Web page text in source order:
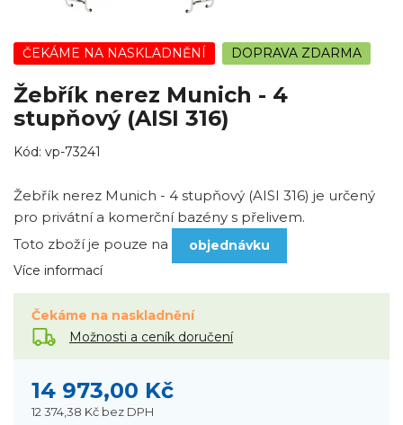
ČEKÁME NA NASKLADNĚNÍ DOPRAVA ZDARMA
Žebřík nerez Munich - 4
stupňový (AISI 316)
Kód: vp-73241
Žebřík nerez Munich - 4 stupňový (AISI 316) je určený
pro privátní a komerční bazény s přelivem.
Toto zboží je pouze na
objednávku
Více informací
Čekáme na naskladnění
Možnosti a ceník doručení
14 973,00 Kč
12 374,38 Kč bez DPH